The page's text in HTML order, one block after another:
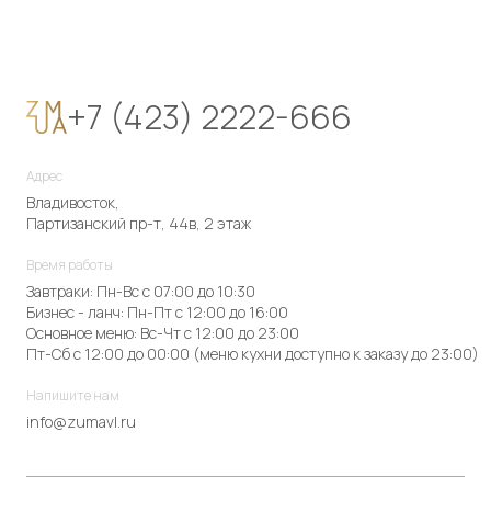
+7 (423) 2222-666
Адрес
Владивосток,
Партизанский пр-т, 44в, 2 этаж
Время работы
Завтраки: Пн-Вс с 07:00 до 10:30
Бизнес - ланч: Пн-Пт с 12:00 до 16:00
Основное меню: Вс-Чт с 12:00 до 23:00
Пт-Сб с 12:00 до 00:00 (меню кухни доступно к заказу до 23:00)
Напишите нам
info@zumavl.ru